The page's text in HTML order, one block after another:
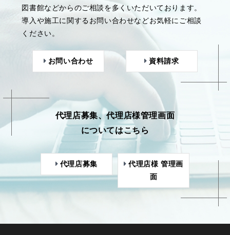
図書館などからのご相談を多くいただいております。
導入や施工に関するお問い合わせなどお気軽にご相談
ください。
お問い合わせ 資料請求
代理店募集、代理店様管理画面
についてはこちら
代理店募集
代理店様 管理画
面